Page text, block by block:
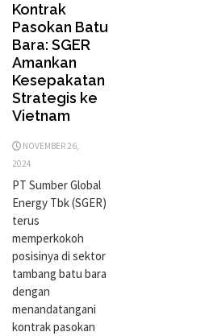
Kontrak
Pasokan Batu
Bara: SGER
Amankan
Kesepakatan
Strategis ke
Vietnam
NOVEMBER 26,
2024
PT Sumber Global
Energy Tbk (SGER)
terus
memperkokoh
posisinya di sektor
tambang batu bara
dengan
menandatangani
kontrak pasokan